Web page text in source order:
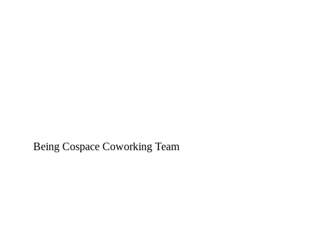
Being Cospace Coworking Team